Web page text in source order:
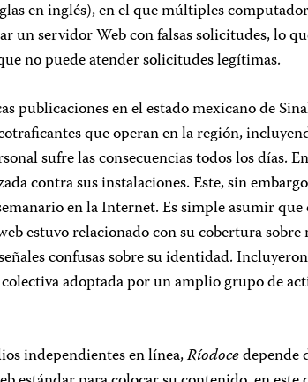
en inglés), en el que múltiples
un servidor Web con falsas solicitudes, lo
no puede atender solicitudes legítimas.
publicaciones en el estado mexicano de
que operan en la región,
sufre las consecuencias todos los días.
contra sus instalaciones. Este, sin
en la Internet. Es simple asumir
estuvo relacionado con su cobertura
confusas sobre su identidad.
adoptada por un amplio grupo de
independientes en línea,Ríodocedepende